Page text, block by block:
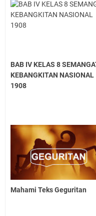
BAB IV KELAS 8
KEBANGKITAN NASIONAL
1908
Mahami Teks Geguritan